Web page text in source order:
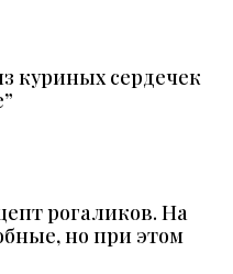
куриных сердечек
рогаликов. На
но при этом